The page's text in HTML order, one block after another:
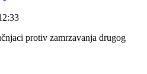
protiv zamrzavanja drugog